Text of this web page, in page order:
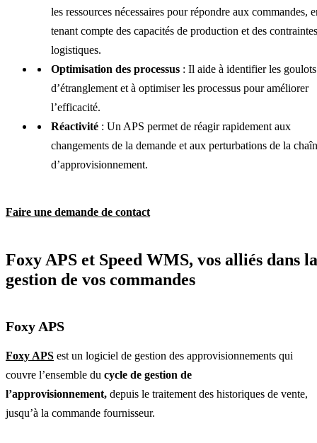
les ressources nécessaires pour répondre aux commandes,
tenant compte des capacités de production et des contraintes
logistiques.
Optimisation des processus : Il aide à identifier les goulots
d’étranglement et à optimiser les processus pour améliorer
l’efficacité.
Réactivité : Un APS permet de réagir rapidement aux
changements de la demande et aux perturbations de la
d’approvisionnement.
Faire une demande de contact
Foxy APS et Speed WMS, vos alliés dans la
gestion de vos commandes
Foxy APS
Foxy APS est un logiciel de gestion des approvisionnements qui
couvre l’ensemble du cycle de gestion de
l’approvisionnement, depuis le traitement des historiques de vente,
jusqu’à la commande fournisseur.